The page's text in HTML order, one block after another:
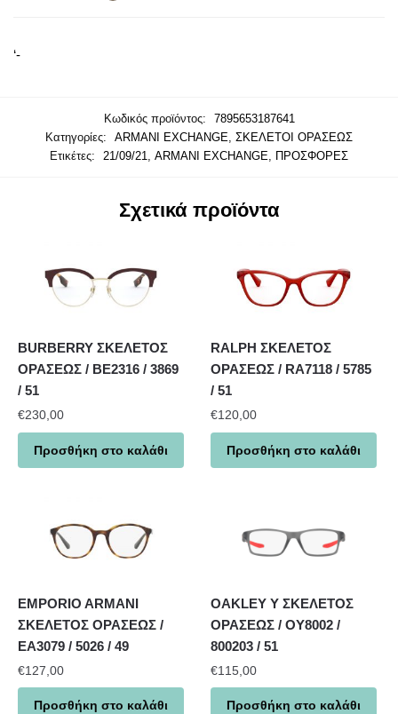
‘-
Κωδικός προϊόντος:
7895653187641
Κατηγορίες:
ARMANI EXCHANGE, ΣΚΕΛΕΤΟΙ ΟΡΑΣΕΩΣ
Ετικέτες:
21/09/21, ARMANI EXCHANGE, ΠΡΟΣΦΟΡΕΣ
Σχετικά προϊόντα
BURBERRY ΣΚΕΛΕΤΟΣ
ΟΡΑΣΕΩΣ / BE2316 / 3869
/ 51
€230,00
Προσθήκη στο καλάθι
RALPH ΣΚΕΛΕΤΟΣ
ΟΡΑΣΕΩΣ / RA7118 / 5785
/ 51
€120,00
Προσθήκη στο καλάθι
EMPORIO ARMANI
ΣΚΕΛΕΤΟΣ ΟΡΑΣΕΩΣ /
EA3079 / 5026 / 49
€127,00
Προσθήκη στο καλάθι
OAKLEY Y ΣΚΕΛΕΤΟΣ
ΟΡΑΣΕΩΣ / OY8002 /
800203 / 51
€115,00
Προσθήκη στο καλάθι